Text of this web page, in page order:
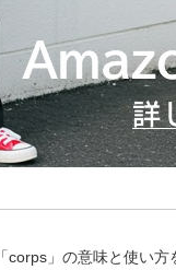
「corps」の意味と使い